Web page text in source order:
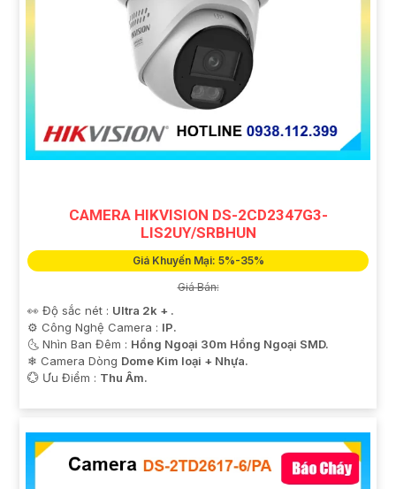
CAMERA HIKVISION DS-2CD2347G3-
LIS2UY/SRBHUN
Giá Khuyến Mại: 5%-35%
Giá Bán:
👀 Độ sắc nét : Ultra 2k + .
⚙ Công Nghệ Camera : IP.
🌜 Nhìn Ban Đêm : Hồng Ngoại 30m Hồng Ngoại SMD.
❄ Camera Dòng Dome Kim loại + Nhựa.
️💮 Ưu Điểm : Thu Âm.